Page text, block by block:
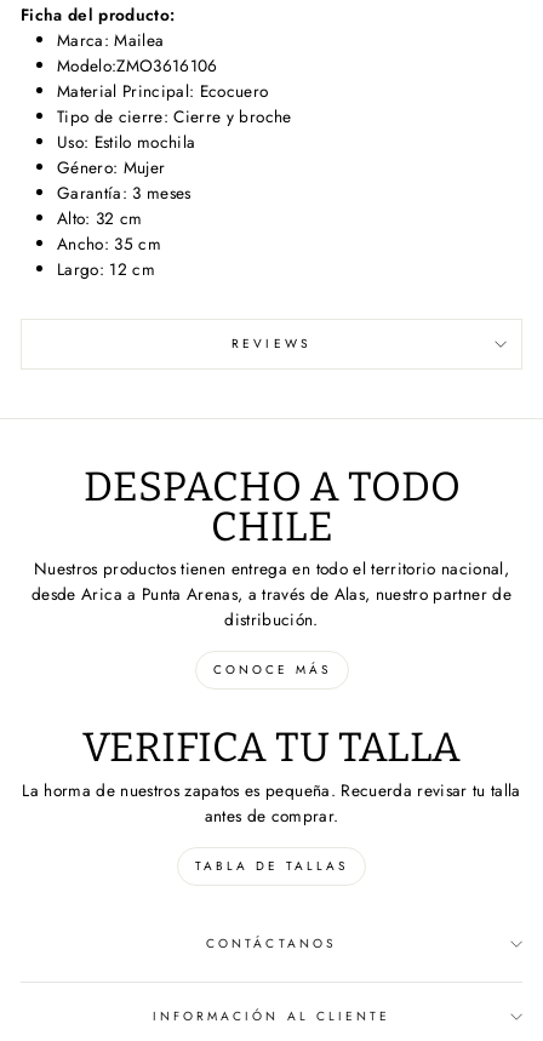
Ficha del producto:
Marca: Mailea
Modelo:ZMO3616106
Material Principal: Ecocuero
Tipo de cierre: Cierre y broche
Uso: Estilo mochila
Género: Mujer
Garantía: 3 meses
Alto: 32 cm
Ancho: 35 cm
Largo: 12 cm
REVIEWS
DESPACHO A TODO
CHILE
Nuestros productos tienen entrega en todo el territorio nacional,
desde Arica a Punta Arenas, a través de Alas, nuestro partner de
distribución.
CONOCE MÁS
VERIFICA TU TALLA
La horma de nuestros zapatos es pequeña. Recuerda revisar tu talla
antes de comprar.
TABLA DE TALLAS
CONTÁCTANOS
INFORMACIÓN AL CLIENTE